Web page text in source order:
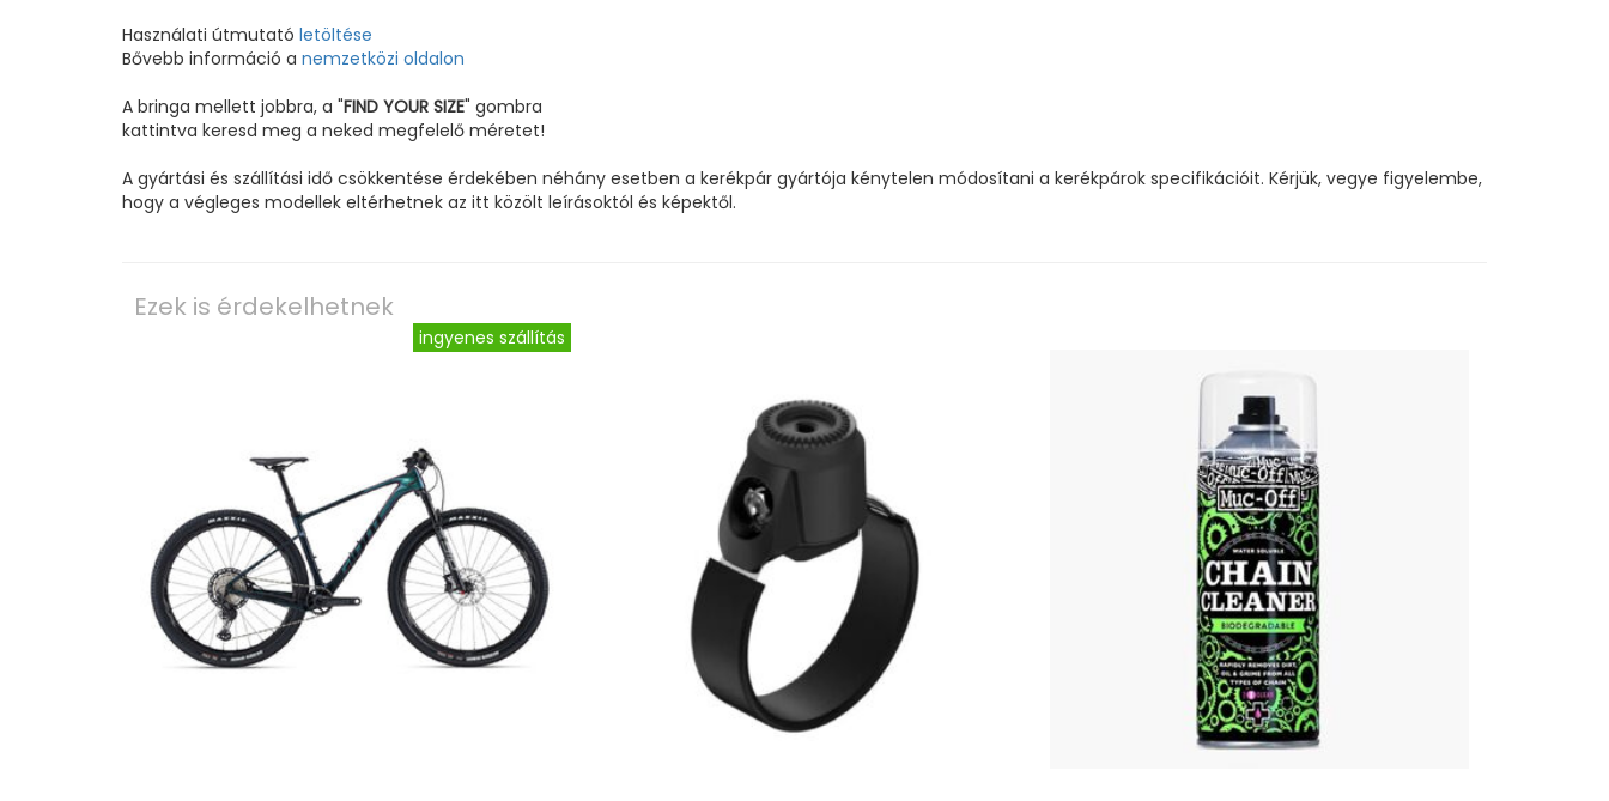
Használati útmutató letöltése
Bővebb információ a nemzetközi oldalon
A bringa mellett jobbra, a "FIND YOUR SIZE" gombra
kattintva keresd meg a neked megfelelő méretet!
A gyártási és szállítási idő csökkentése érdekében néhány esetben a kerékpár gyártója kénytelen módosítani a kerékpárok specifikációit. Kérjük, vegye figyelembe,
hogy a végleges modellek eltérhetnek az itt közölt leírásoktól és képektől.
Ezek is érdekelhetnek
ingyenes szállítás